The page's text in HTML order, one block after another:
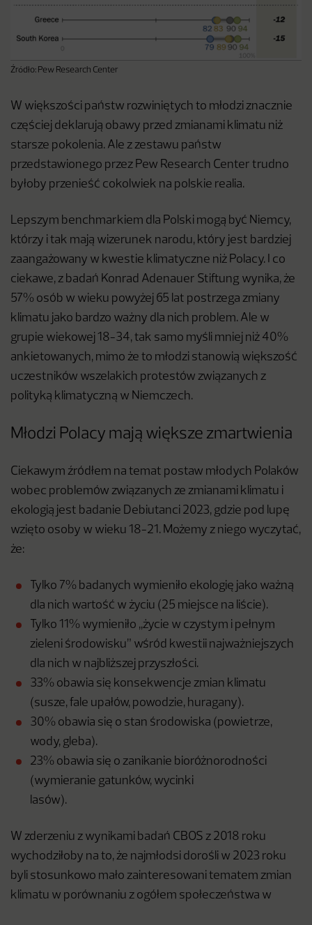
Źródło: Pew Research Center
W większości państw rozwiniętych to młodzi znacznie
częściej deklarują obawy przed zmianami klimatu niż
starsze pokolenia. Ale z zestawu państw
przedstawionego przez Pew Research Center trudno
byłoby przenieść cokolwiek na polskie realia.
Lepszym benchmarkiem dla Polski mogą być Niemcy,
którzy i tak mają wizerunek narodu, który jest bardziej
zaangażowany w kwestie klimatyczne niż Polacy. I co
ciekawe, z badań Konrad Adenauer Stiftung wynika, że
57% osób w wieku powyżej 65 lat postrzega zmiany
klimatu jako bardzo ważny dla nich problem. Ale w
grupie wiekowej 18-34, tak samo myśli mniej niż 40%
ankietowanych, mimo że to młodzi stanowią większość
uczestników wszelakich protestów związanych z
polityką klimatyczną w Niemczech.
Młodzi Polacy mają większe zmartwienia
Ciekawym źródłem na temat postaw młodych Polaków
wobec problemów związanych ze zmianami klimatu i
ekologią jest badanie Debiutanci 2023, gdzie pod lupę
wzięto osoby w wieku 18-21. Możemy z niego wyczytać,
że:
Tylko 7% badanych wymieniło ekologię jako ważną
dla nich wartość w życiu (25 miejsce na liście).
Tylko 11% wymieniło ,,życie w czystym i pełnym
zieleni środowisku” wśród kwestii najważniejszych
dla nich w najbliższej przyszłości.
33% obawia się konsekwencje zmian klimatu
(susze, fale upałów, powodzie, huragany).
30% obawia się o stan środowiska (powietrze,
wody, gleba).
23% obawia się o zanikanie bioróżnorodności
(wymieranie gatunków, wycinki
lasów).
W zderzeniu z wynikami badań CBOS z 2018 roku
wychodziłoby na to, że najmłodsi dorośli w 2023 roku
byli stosunkowo mało zainteresowani tematem zmian
klimatu w porównaniu z ogółem społeczeństwa w